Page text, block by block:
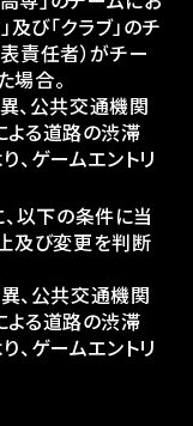
及び「クラブ」のチ
責任者）がチー
場合。
、公共交通機関
よる道路の渋滞
、ゲームエントリ
以下の条件に当
及び変更を判断
、公共交通機関
よる道路の渋滞
、ゲームエントリ